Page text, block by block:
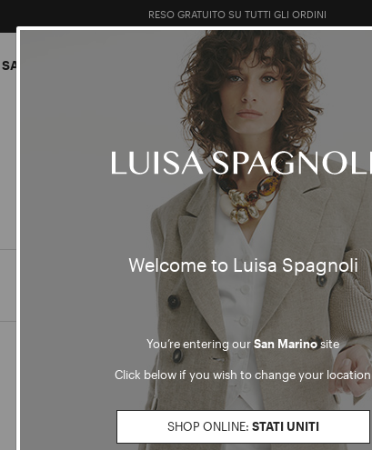
Welcome to Luisa Spagnoli
You’re entering ourSan Marinosite
Click below if you wish to change your location
SHOP ONLINE: STATI UNITI
RESO GRATUITO SU TUTTI GLI ORDINI
EXTRA 10% SUI SALDI: ACCEDI O REGISTRATI
SALDI PE ABBIGLIAMENTO BORSE
Spring / Summer